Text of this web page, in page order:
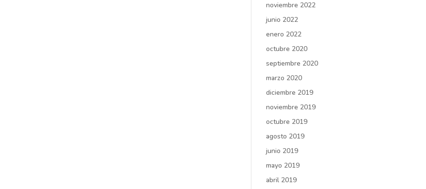
noviembre 2022
junio 2022
enero 2022
octubre 2020
septiembre 2020
marzo 2020
diciembre 2019
noviembre 2019
octubre 2019
agosto 2019
junio 2019
mayo 2019
abril 2019